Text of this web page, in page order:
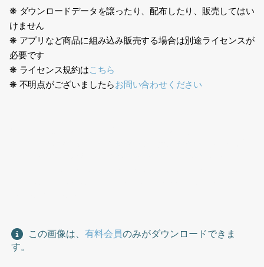
❋ ダウンロードデータを譲ったり、配布したり、販売してはい
けません
❋ アプリなど商品に組み込み販売する場合は別途ライセンスが
必要です
❋ ライセンス規約はこちら
❋ 不明点がございましたらお問い合わせください
この画像は、 有料会員のみがダウンロードできま
す。